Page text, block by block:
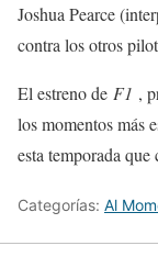
Joshua Pearce
contra los otros
El estreno de F1 ,
los momentos más
esta temporada
Categorías: Al